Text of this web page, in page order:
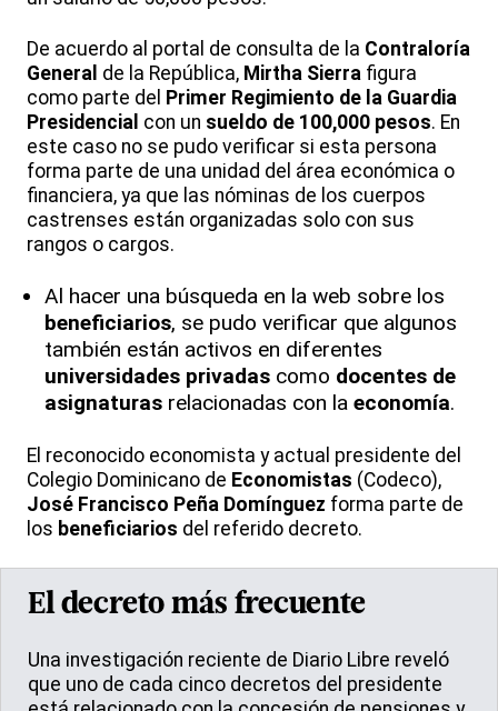
De acuerdo al portal de consulta de la Contraloría
General de la República, Mirtha Sierra figura
como parte del Primer Regimiento de la Guardia
Presidencial con un sueldo de 100,000 pesos. En
este caso no se pudo verificar si esta persona
forma parte de una unidad del área económica o
financiera, ya que las nóminas de los cuerpos
castrenses están organizadas solo con sus
rangos o cargos.
Al hacer una búsqueda en la web sobre los
beneficiarios, se pudo verificar que algunos
también están activos en diferentes
universidades privadas como docentes de
asignaturas relacionadas con la economía.
El reconocido economista y actual presidente del
Colegio Dominicano de Economistas (Codeco),
José Francisco Peña Domínguez forma parte de
los beneficiarios del referido decreto.
El decreto más frecuente
Una investigación reciente de Diario Libre reveló
que uno de cada cinco decretos del presidente